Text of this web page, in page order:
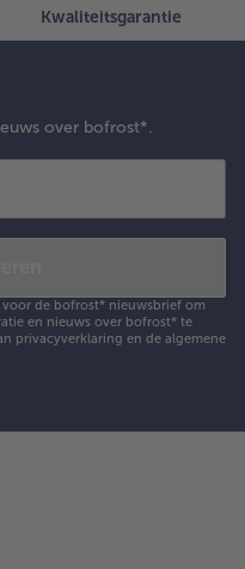
Kwaliteitsgarantie
over bofrost*.
de bofrost* nieuwsbrief om
en nieuws over bofrost* te
privacyverklaring en de algemene